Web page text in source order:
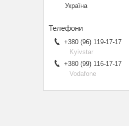
Україна
+380 (96) 119-17-17
Kyivstar
+380 (99) 116-17-17
Vodafone